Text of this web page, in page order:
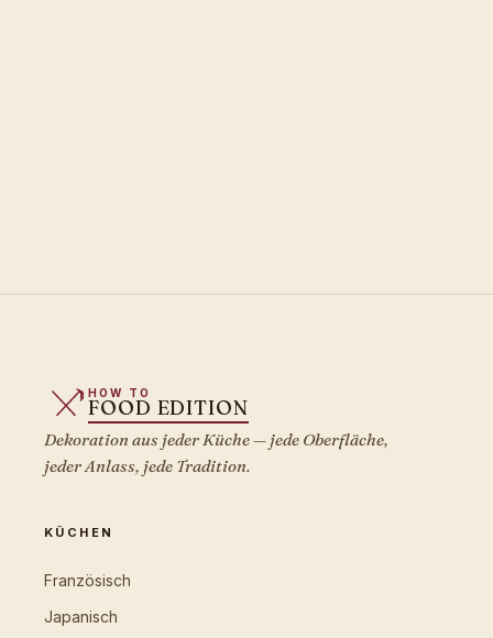
HOW TO
FOOD EDITION
Dekoration aus jeder Küche — jede Oberfläche,
jeder Anlass, jede Tradition.
KÜCHEN
Französisch
Japanisch